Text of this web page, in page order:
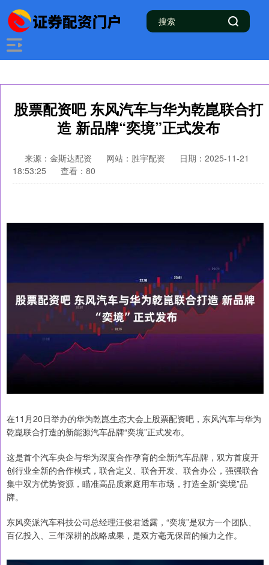
股票配资吧 东风汽车与华为乾崑联合打
造 新品牌“奕境”正式发布
来源：金斯达配资 网站：胜宇配资
日期：2025-11-21
18:53:25
查看：80
在11月20日举办的华为乾崑生态大会上股票配资吧，东风汽车与华为
乾崑联合打造的新能源汽车品牌“奕境”正式发布。
这是首个汽车央企与华为深度合作孕育的全新汽车品牌，双方首度开
创行业全新的合作模式，联合定义、联合开发、联合办公，强强联合
集中双方优势资源，瞄准高品质家庭用车市场，打造全新“奕境”品
牌。
东风奕派汽车科技公司总经理汪俊君透露，“奕境”是双方一个团队、
百亿投入、三年深耕的战略成果，是双方毫无保留的倾力之作。